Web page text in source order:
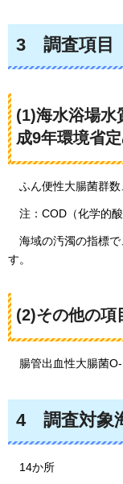
3 調査項目
(1)海水浴場水
成9年環境省定
ふん便性大腸菌群
注：COD（化学的酸
海域の汚濁の指標
す。
(2)その他の項
腸管出血性大腸菌
4 調査対象
14か所